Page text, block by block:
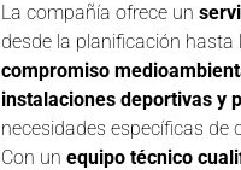
La compañía ofrece un
desde la planificación
compromiso
instalaciones deportivas y
necesidades específicas de
Con un equipo técnico